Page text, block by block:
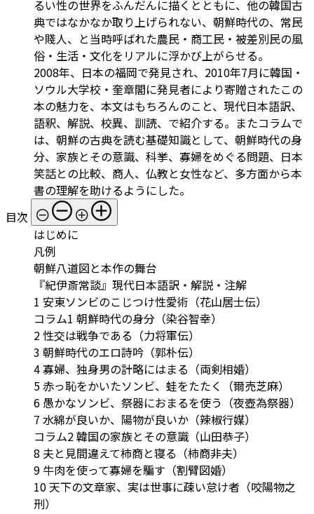
るい性の世界をふんだんに描くとともに、他の韓国古
典ではなかなか取り上げられない、朝鮮時代の、常民
や賤人、と当時呼ばれた農民・商工民・被差別民の風
俗・生活・文化をリアルに浮かび上がらせる。
2008年、日本の福岡で発見され、2010年7月に韓国・
ソウル大学校・奎章閣に発見者により寄贈されたこの
本の魅力を、本文はもちろんのこと、現代日本語訳、
語釈、解説、校異、訓読、で紹介する。またコラムで
は、朝鮮の古典を読む基礎知識として、朝鮮時代の身
分、家族とその意識、科挙、寡婦をめぐる問題、日本
笑話との比較、商人、仏教と女性など、多方面から本
書の理解を助けるようにした。
目次
はじめに
凡例
朝鮮八道図と本作の舞台
『紀伊斎常談』現代日本語訳・解説・注解
1 安東ソンビのこじつけ性愛術（花山居士伝）
コラム1 朝鮮時代の身分（染谷智幸）
2 性交は戦争である（力将軍伝）
3 朝鮮時代のエロ詩吟（郭朴伝）
4 寡婦、独身男の計略にはまる（両剣相婚）
5 赤っ恥をかいたソンビ、蛙をたたく（爾売芝麻）
6 愚かなソンビ、祭器におまるを使う（夜壺為祭器）
7 水綿が良いか、陽物が良いか（辣椒行媒）
コラム2 韓国の家族とその意識（山田恭子）
8 夫と見間違えて柿商と寝る（柿商非夫）
9 牛肉を使って寡婦を騙す（割臂図婚）
10 天下の文章家、実は世事に疎い怠け者（咬陽物之
刑）